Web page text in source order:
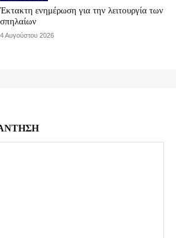
Έκτακτη ενημέρωση για την λειτουργία των
σπηλαίων
4 Αυγούστου 2026